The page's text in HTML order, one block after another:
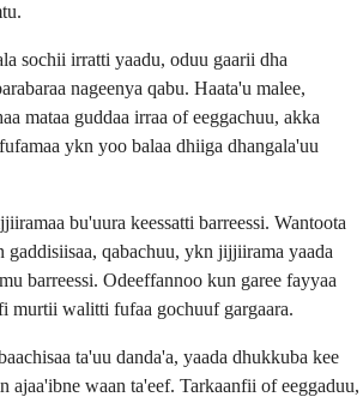
sochii irratti yaadu, oduu gaarii dha
nageenya qabu. Haata'u malee,
mataa guddaa irraa of eeggachuu, akka
ykn yoo balaa dhiiga dhangala'uu
bu'uura keessatti barreessi. Wantoota
gaddisiisaa, qabachuu, ykn jijjiirama yaada
barreessi. Odeeffannoo kun garee fayyaa
murtii walitti fufaa gochuuf gargaara.
ta'uu danda'a, yaada dhukkuba kee
ajaa'ibne waan ta'eef. Tarkaanfii of eeggaduu,